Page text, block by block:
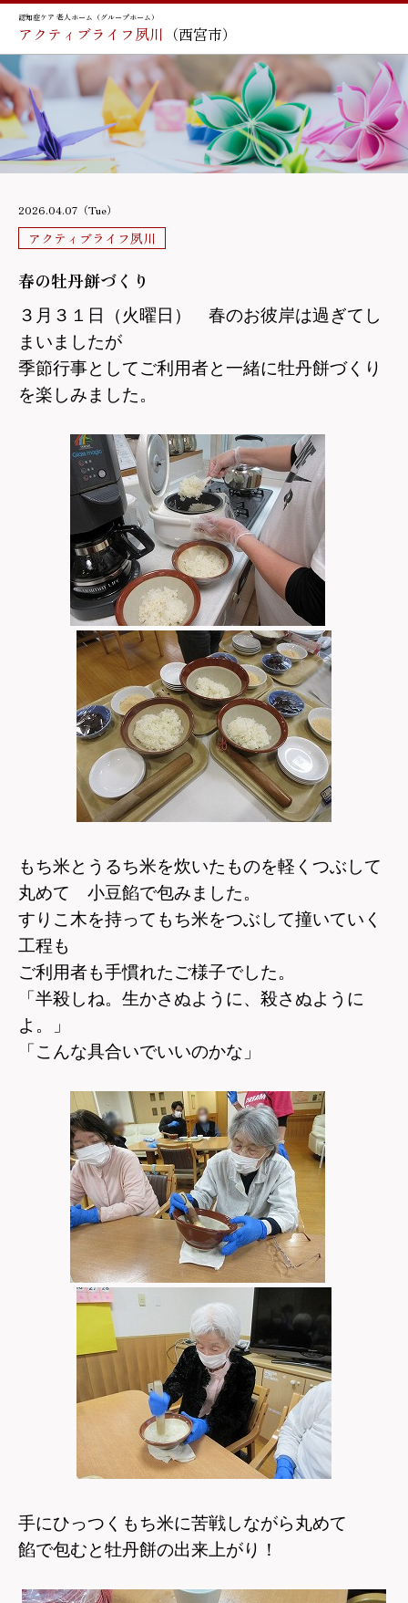
認知症ケア 老人ホーム（グループホーム）
アクティブライフ夙川 （西宮市）
2026.04.07（Tue）
アクティブライフ夙川
春の牡丹餅づくり
３月３１日（火曜日） 春のお彼岸は過ぎてし
まいましたが
季節行事としてご利用者と一緒に牡丹餅づくり
を楽しみました。
もち米とうるち米を炊いたものを軽くつぶして
丸めて 小豆餡で包みました。
すりこ木を持ってもち米をつぶして撞いていく
工程も
ご利用者も手慣れたご様子でした。
「半殺しね。生かさぬように、殺さぬように
よ。」
「こんな具合いでいいのかな」
手にひっつくもち米に苦戦しながら丸めて
餡で包むと牡丹餅の出来上がり！